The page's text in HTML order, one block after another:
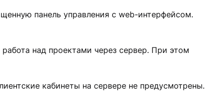
панель управления с web-интерфейсом.
над проектами через сервер. При этом
кабинеты на сервере не предусмотрены.